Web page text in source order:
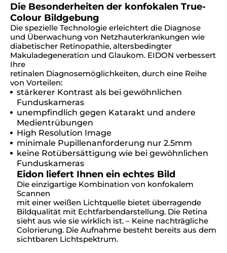
Die Besonderheiten der konfokalen True-
Colour Bildgebung
Die spezielle Technologie erleichtert die Diagnose
und Überwachung von Netzhauterkrankungen wie
diabetischer Retinopathie, altersbedingter
Makuladegeneration und Glaukom. EIDON verbessert
Ihre
retinalen Diagnosemöglichkeiten, durch eine Reihe
von Vorteilen:
stärkerer Kontrast als bei gewöhnlichen
Funduskameras
unempfindlich gegen Katarakt und andere
Medientrübungen
High Resolution Image
minimale Pupillenanforderung nur 2.5mm
keine Rotübersättigung wie bei gewöhnlichen
Funduskameras
Eidon liefert Ihnen ein echtes Bild
Die einzigartige Kombination von konfokalem
Scannen
mit einer weißen Lichtquelle bietet überragende
Bildqualität mit Echtfarbendarstellung. Die Retina
sieht aus wie sie wirklich ist. – Keine nachträgliche
Colorierung. Die Aufnahme besteht bereits aus dem
sichtbaren Lichtspektrum.